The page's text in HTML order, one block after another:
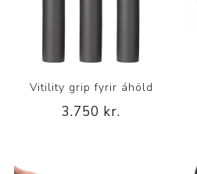
Vitility grip fyrir áhöld
3.750 kr.